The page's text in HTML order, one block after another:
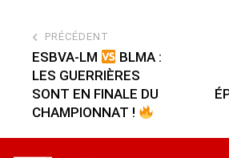
PRÉCÉDENT
ESBVA-LM
BLMA :
LES GUERRIÈRES
SONT EN FINALE DU
CHAMPIONNAT !